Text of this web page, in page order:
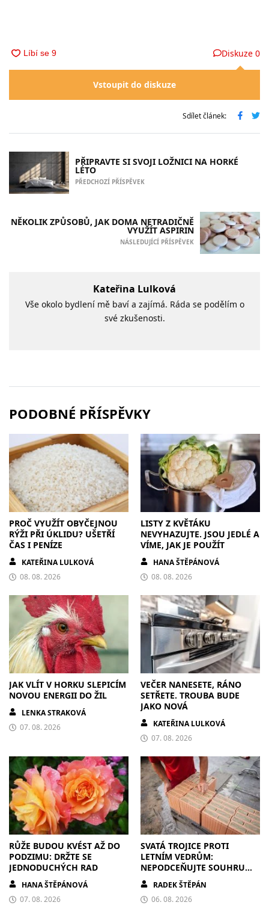
Diskuze 0
Vstoupit do diskuze
Sdílet článek:
PŘIPRAVTE SI SVOJI LOŽNICI NA HORKÉ
LÉTO
PŘEDCHOZÍ PŘÍSPĚVEK
NĚKOLIK ZPŮSOBŮ, JAK DOMA NETRADIČNĚ
VYUŽÍT ASPIRIN
NÁSLEDUJÍCÍ PŘÍSPĚVEK
Kateřina Lulková
Vše okolo bydlení mě baví a zajímá. Ráda se podělím o
své zkušenosti.
PODOBNÉ PŘÍSPĚVKY
PROČ VYUŽÍT OBYČEJNOU
RÝŽI PŘI ÚKLIDU? UŠETŘÍ
ČAS I PENÍZE
KATEŘINA LULKOVÁ
08. 08. 2026
LISTY Z KVĚTÁKU
NEVYHAZUJTE. JSOU JEDLÉ A
VÍME, JAK JE POUŽÍT
HANA ŠTĚPÁNOVÁ
08. 08. 2026
JAK VLÍT V HORKU SLEPICÍM
NOVOU ENERGII DO ŽIL
LENKA STRAKOVÁ
07. 08. 2026
VEČER NANESETE, RÁNO
SETŘETE. TROUBA BUDE
JAKO NOVÁ
KATEŘINA LULKOVÁ
07. 08. 2026
RŮŽE BUDOU KVÉST AŽ DO
PODZIMU: DRŽTE SE
JEDNODUCHÝCH RAD
HANA ŠTĚPÁNOVÁ
07. 08. 2026
SVATÁ TROJICE PROTI
LETNÍM VEDRŮM:
NEPODCEŇUJTE SOUHRU
ZDIVA A STÍNĚNÍ
RADEK ŠTĚPÁN
06. 08. 2026